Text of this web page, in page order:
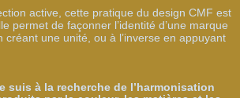
active, cette pratique du design CMF est
permet de façonner l’identité d’une marque
créant une unité, ou à l’inverse en appuyant
suis à la recherche de l’harmonisation